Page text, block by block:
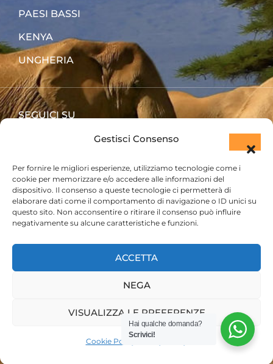
Gestisci Consenso
Per fornire le migliori esperienze, utilizziamo tecnologie come i
cookie per memorizzare e/o accedere alle informazioni del
dispositivo. Il consenso a queste tecnologie ci permetterà di
elaborare dati come il comportamento di navigazione o ID unici su
questo sito. Non acconsentire o ritirare il consenso può influire
negativamente su alcune caratteristiche e funzioni.
ACCETTA
NEGA
VISUALIZZA LE PREFERENZE
Cookie Policy
PAESI BASSI
KENYA
UNGHERIA
SEGUICI SU
PRENOTA SUBITO IL TUO SAFARI
© 2023 @KT & Safaris
Hai qualche domanda?
Scrivici!